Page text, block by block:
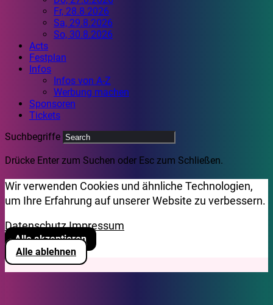
Fr, 28.8.2026
Sa, 29.8.2026
So, 30.8.2026
Acts
Festplan
Infos
Infos von A-Z
Werbung machen
Sponsoren
Tickets
Suchbegriffe
Drücke Enter zum Suchen oder Esc zum Schließen.
Wir verwenden Cookies und ähnliche Technologien,
um Ihre Erfahrung auf unserer Website zu verbessern.
DatenschutzImpressum
Alle akzeptieren
Alle ablehnen